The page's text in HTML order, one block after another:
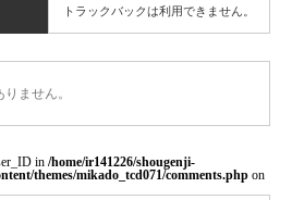
トラックバックは利用できません。
ません。
in /home/ir141226/shougenji-
themes/mikado_tcd071/comments.php on